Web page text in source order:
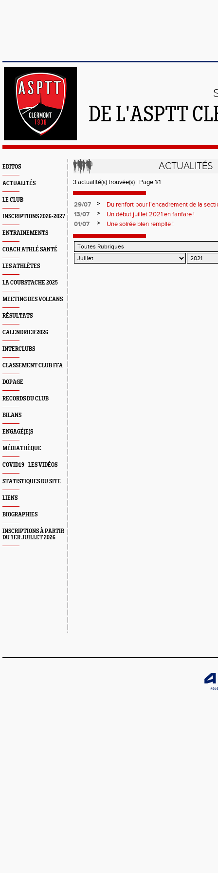
DE L'ASPTT
EDITOS
ACTUALITÉS
LE CLUB
INSCRIPTIONS 2026-2027
ENTRAINEMENTS
COACH ATHLÉ SANTÉ
LES ATHLÈTES
LA COURSTACHE 2025
MEETING DES VOLCANS
RÉSULTATS
CALENDRIER 2026
INTERCLUBS
CLASSEMENT CLUB FFA
DOPAGE
RECORDS DU CLUB
BILANS
ENGAGÉ(E)S
MÉDIATHÈQUE
COVID19 - LES VIDÉOS
STATISTIQUES DU SITE
LIENS
BIOGRAPHIES
INSCRIPTIONS À PARTIR
DU 1ER JUILLET 2026
ACTUALITÉS
3 actualité(s) trouvée(s) | Page 1/1
29/07 >
Du renfort pour l'encadrement de la
13/07
>
Un début juillet 2021 en fanfare !
01/07
> Une soirée bien remplie !